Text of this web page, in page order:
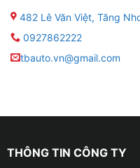
● Độ phân giải:
● Tích hợp Camera 360
● Kết nối: Apple
● Camera: Tích hợp bộ
482 Lê Văn Việt, Tăng
0927862222
tbauto.vn@gmail.com
THÔNG TIN CÔNG TY